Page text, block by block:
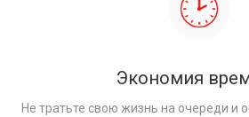
Экономия
Не тратьте свою жизнь на очереди и